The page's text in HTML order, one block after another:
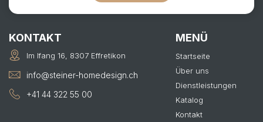
KONTAKT
Im Ifang 16, 8307 Effretikon
info@steiner-homedesign.ch
+41 44 322 55 00
MENÜ
Startseite
Über uns
Dienstleistungen
Katalog
Kontakt